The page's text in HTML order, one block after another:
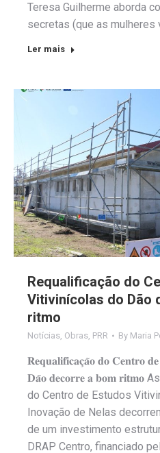
Teresa Guilherme aborda
secretas (que as mulheres
Ler mais
Requalificação do
Vitivinícolas do Dão
ritmo
Notícias Obras PRR By Maria
𝐑𝐞𝐪𝐮𝐚𝐥𝐢𝐟𝐢𝐜𝐚𝐜̧𝐚̃𝐨 𝐝𝐨 𝐂𝐞𝐧𝐭𝐫𝐨 𝐝𝐞
𝐃𝐚̃𝐨 𝐝𝐞𝐜𝐨𝐫𝐫𝐞 𝐚 𝐛𝐨𝐦 𝐫𝐢𝐭𝐦𝐨
do Centro de Estudos
Inovação de Nelas
de um investimento
DRAP Centro, financiado